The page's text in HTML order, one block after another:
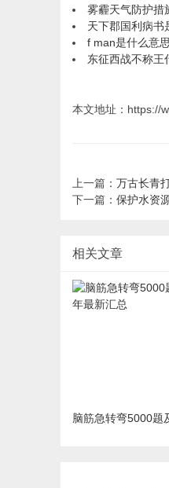
雾霾天气防护措
天下郡国利病书
f man是什么意
东征西战不称王
本文地址：https://
上一篇： 万古长青
下一篇： 保护水资
相关文章
脑筋急转弯5000题